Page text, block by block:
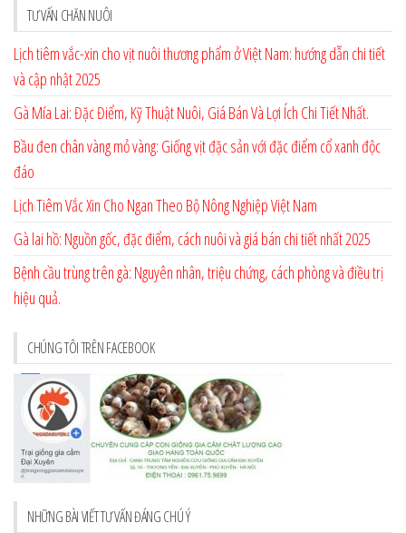
TƯ VẤN CHĂN NUÔI
Lịch tiêm vắc-xin cho vịt nuôi thương phẩm ở Việt Nam: hướng dẫn chi tiết
và cập nhật 2025
Gà Mía Lai: Đặc Điểm, Kỹ Thuật Nuôi, Giá Bán Và Lợi Ích Chi Tiết Nhất.
Bầu đen chân vàng mỏ vàng: Giống vịt đặc sản với đặc điểm cổ xanh độc
đáo
Lịch Tiêm Vắc Xin Cho Ngan Theo Bộ Nông Nghiệp Việt Nam
Gà lai hồ: Nguồn gốc, đặc điểm, cách nuôi và giá bán chi tiết nhất 2025
Bệnh cầu trùng trên gà: Nguyên nhân, triệu chứng, cách phòng và điều trị
hiệu quả.
CHÚNG TÔI TRÊN FACEBOOK
NHỮNG BÀI VIẾT TƯ VẤN ĐÁNG CHÚ Ý